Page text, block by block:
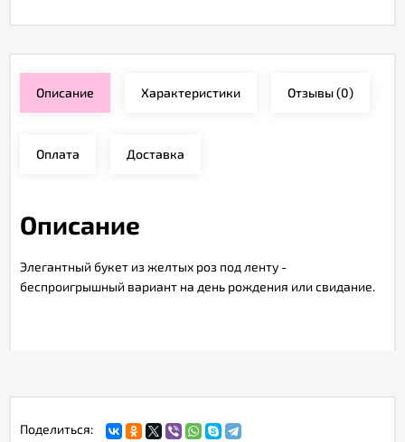
Описание Характеристики Отзывы(0)
Оплата Доставка
Описание
Элегантный букет из желтых роз под ленту -
беспроигрышный вариант на день рождения или свидание.
Поделиться: